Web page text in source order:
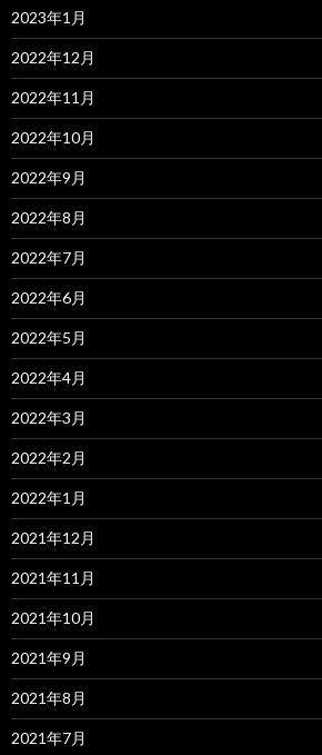
2023年1月
2022年12月
2022年11月
2022年10月
2022年9月
2022年8月
2022年7月
2022年6月
2022年5月
2022年4月
2022年3月
2022年2月
2022年1月
2021年12月
2021年11月
2021年10月
2021年9月
2021年8月
2021年7月